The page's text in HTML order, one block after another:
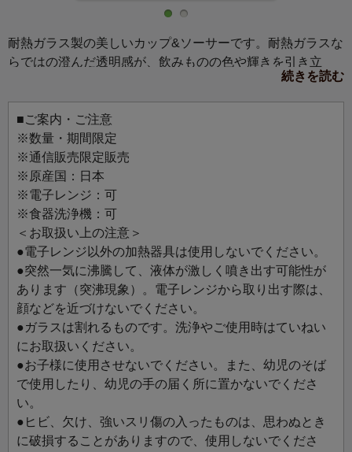
耐熱ガラス製の美しいカップ&ソーサーです。耐熱ガラスな
らではの澄んだ透明感が、飲みものの色や輝きを引き立
熱湯や電子レンジ・食器洗い乾燥機にも対応するタフさを
備えつつ、ガラスならではの軽やかで繊細な佇まいは、
日々のティータイムを特別なひとときへと誘います。
続きを読む
■ご案内・ご注意
※数量・期間限定
※通信販売限定販売
※原産国：日本
※電子レンジ：可
※食器洗浄機：可
＜お取扱い上の注意＞
●電子レンジ以外の加熱器具は使用しないでください。
●突然一気に沸騰して、液体が激しく噴き出す可能性が
あります（突沸現象）。電子レンジから取り出す際は、
顔などを近づけないでください。
●ガラスは割れるものです。洗浄やご使用時はていねい
にお取扱いください。
●お子様に使用させないでください。また、幼児のそば
で使用したり、幼児の手の届く所に置かないでくださ
い。
●ヒビ、欠け、強いスリ傷の入ったものは、思わぬとき
に破損することがありますので、使用しないでくださ